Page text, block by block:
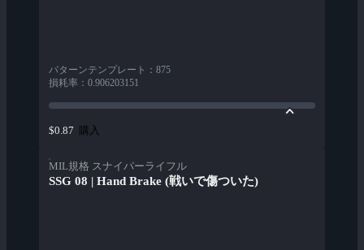
パターンテンプレート ： 875
損耗率 ： 0.906203151
$0.87 購入
MIL規格 スナイパーライフル
SSG 08 | Hand Brake (戦いで傷ついた)